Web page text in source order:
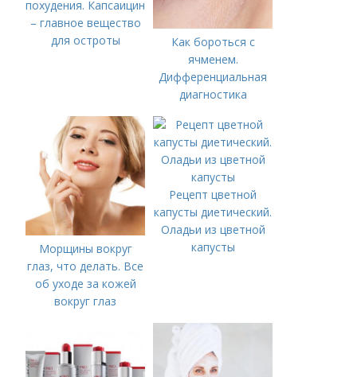
похудения. Капсаицин
– главное вещество
для остроты
Как бороться с
ячменем.
Дифференциальная
диагностика
Морщины вокруг
глаз, что делать. Все
об уходе за кожей
вокруг глаз
Рецепт цветной
капусты диетический.
Оладьи из цветной
капусты